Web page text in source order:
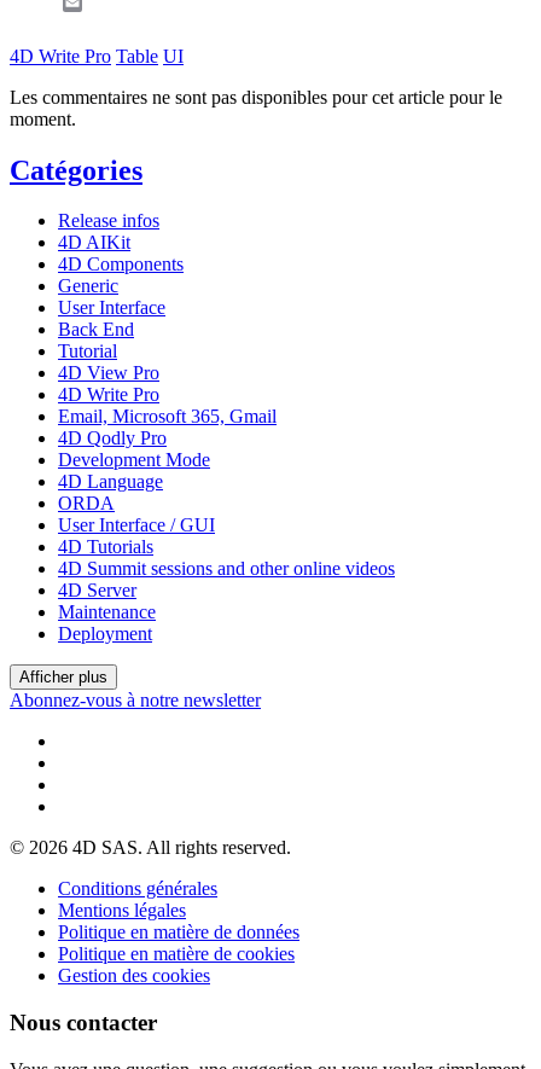
4D Write Pro Table UI
Les commentaires ne sont pas disponibles pour cet article pour le
moment.
Catégories
Release infos
4D AIKit
4D Components
Generic
User Interface
Back End
Tutorial
4D View Pro
4D Write Pro
Email, Microsoft 365, Gmail
4D Qodly Pro
Development Mode
4D Language
ORDA
User Interface / GUI
4D Tutorials
4D Summit sessions and other online videos
4D Server
Maintenance
Deployment
Afficher plus
Abonnez-vous à notre newsletter
© 2026 4D SAS. All rights reserved.
Conditions générales
Mentions légales
Politique en matière de données
Politique en matière de cookies
Gestion des cookies
Nous contacter